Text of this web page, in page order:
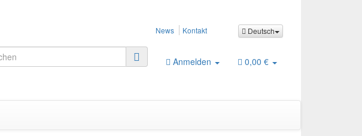
Deutsch
News Kontakt
Anmelden 0,00 €